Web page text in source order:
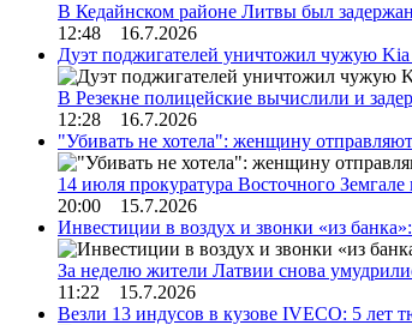
В Кедайнском районе Литвы был
12:48 16.7.2026
Дуэт поджигателей уничтожил чужую Kia
В Резекне полицейские вычислили и
12:28 16.7.2026
"Убивать не хотела": женщину
14 июля прокуратура Восточного
20:00 15.7.2026
Инвестиции в воздух и звонки «из
За неделю жители Латвии снова
11:22 15.7.2026
Везли 13 индусов в кузове IVECO: 5 лет